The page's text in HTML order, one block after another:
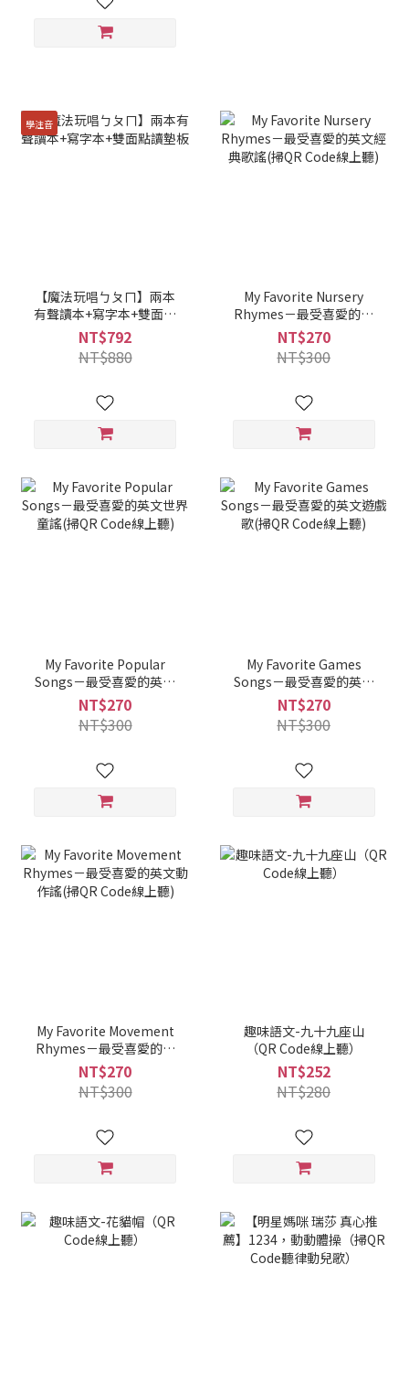
學注音
【魔法玩唱ㄅㄆㄇ】兩本
有聲讀本+寫字本+雙面點
讀墊板
NT$792
NT$880
My Favorite Nursery
Rhymes－最受喜愛的英
文經典歌謠(掃QR Code線
上聽)
NT$270
NT$300
My Favorite Popular
Songs－最受喜愛的英文
世界童謠(掃QR Code線上
聽)
NT$270
NT$300
My Favorite Games
Songs－最受喜愛的英文
遊戲歌(掃QR Code線上
聽)
NT$270
NT$300
My Favorite Movement
Rhymes－最受喜愛的英
文動作謠(掃QR Code線上
聽)
NT$270
NT$300
趣味語文-九十九座山
（QR Code線上聽）
NT$252
NT$280